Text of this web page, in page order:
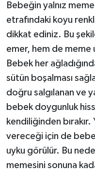
Bebeğin yalnız
etrafındaki koyu
dikkat ediniz. Bu
emer, hem de meme
Bebek her
sütün boşalması
doğru salgılanan ve
bebek doygunluk
kendiliğinden
vereceği için de
uyku görülür. Bu
memesini sonuna